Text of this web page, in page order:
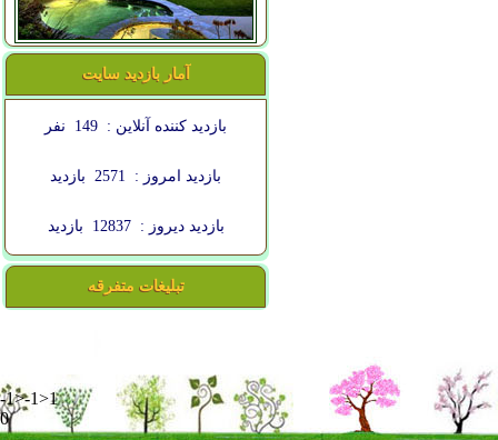
آمار بازدید سایت
بازدید کننده آنلاین : 149 نفر
بازدید امروز : 2571 بازدید
بازدید دیروز : 12837 بازدید
تبلیغات متفرقه
-1>-1>1
0